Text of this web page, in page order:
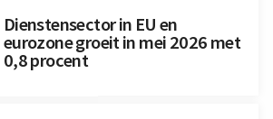
Dienstensector in EU en
eurozone groeit in mei 2026 met
0,8 procent